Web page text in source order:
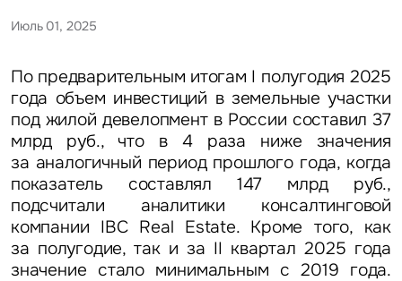
Карьера
Контакты
Июль 01, 2025
По предварительным итогам I полугодия 2025
года объем инвестиций в земельные участки
под жилой девелопмент в России составил 37
млрд руб., что в 4 раза ниже значения
за аналогичный период прошлого года, когда
показатель составлял 147 млрд руб.,
подсчитали аналитики консалтинговой
компании IBC Real Estate. Кроме того, как
за полугодие, так и за II квартал 2025 года
значение стало минимальным с 2019 года.
Нажимая на кнопку «Отправить», вы даете свое согласие
строительства
Нажимая на кнопку «Отправить», вы даете свое